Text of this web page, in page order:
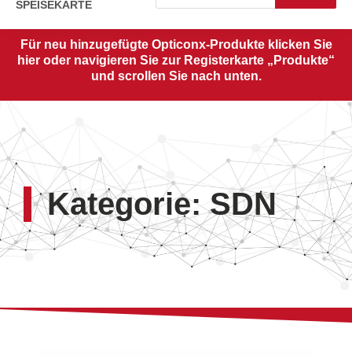
SPEISEKARTE
Für neu hinzugefügte Opticonx-Produkte klicken Sie
hier oder navigieren Sie zur Registerkarte „Produkte“
und scrollen Sie nach unten.
Kategorie: SDN